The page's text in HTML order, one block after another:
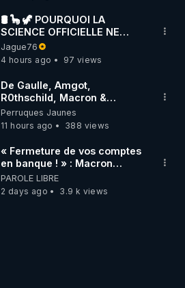
🛢 🦕 🦖 POURQUOI LA
SCIENCE OFFICIELLE NE
CONNAÎT-ELLE PAS LA VRAIE
ORIGINE DU PÉTROLE ?
Jague76
4 hours ago
97 views
De Gaulle, Amgot,
R0thschild, Macron &
Pompidou… Macron Claude
Janvier, GPTV, 18 X 2024
Perruques Jaunes
11 hours ago
388 views
« Fermeture de vos comptes
en banque ! » : Macron
impose une loi folle !
PAROLE LIBRE
2 days ago
3.9 k views